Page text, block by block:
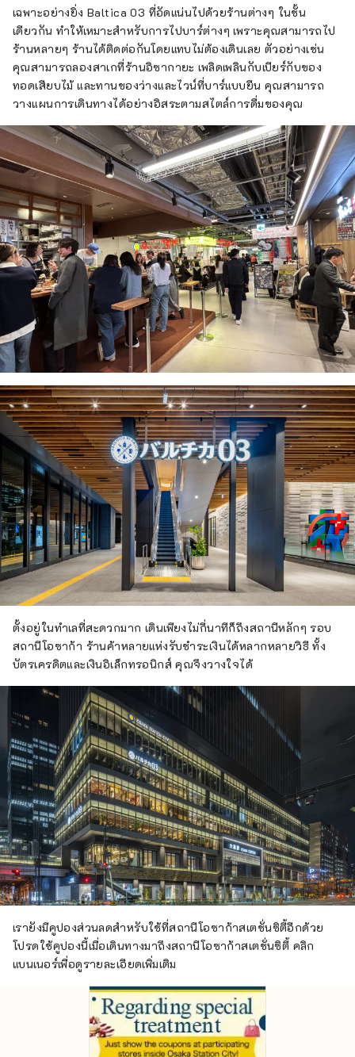
เฉพาะอย่างยิ่ง Baltica 03 ที่อัดแน่นไปด้วยร้านต่างๆ ในชั้น
เดียวกัน ทำให้เหมาะสำหรับการไปบาร์ต่างๆ เพราะคุณสามารถไป
ร้านหลายๆ ร้านได้ติดต่อกันโดยแทบไม่ต้องเดินเลย ตัวอย่างเช่น
คุณสามารถลองสาเกที่ร้านอิซากายะ เพลิดเพลินกับเบียร์กับของ
ทอดเสียบไม้ และทานของว่างและไวน์ที่บาร์แบบยืน คุณสามารถ
วางแผนการเดินทางได้อย่างอิสระตามสไตล์การดื่มของคุณ
ตั้งอยู่ในทำเลที่สะดวกมาก เดินเพียงไม่กี่นาทีก็ถึงสถานีหลักๆ รอบ
สถานีโอซาก้า ร้านค้าหลายแห่งรับชำระเงินได้หลากหลายวิธี ทั้ง
บัตรเครดิตและเงินอิเล็กทรอนิกส์ คุณจึงวางใจได้
เรายังมีคูปองส่วนลดสำหรับใช้ที่สถานีโอซาก้าสเตชั่นซิตี้อีกด้วย
โปรดใช้คูปองนี้เมื่อเดินทางมาถึงสถานีโอซาก้าสเตชั่นซิตี้ คลิก
แบนเนอร์เพื่อดูรายละเอียดเพิ่มเติม